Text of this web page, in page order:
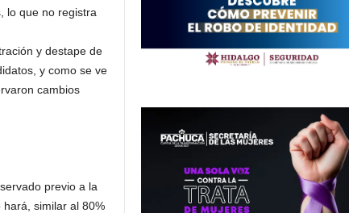
lo que no registra
y destape de
y como se ve
cambios
previo a la
similar al 80%